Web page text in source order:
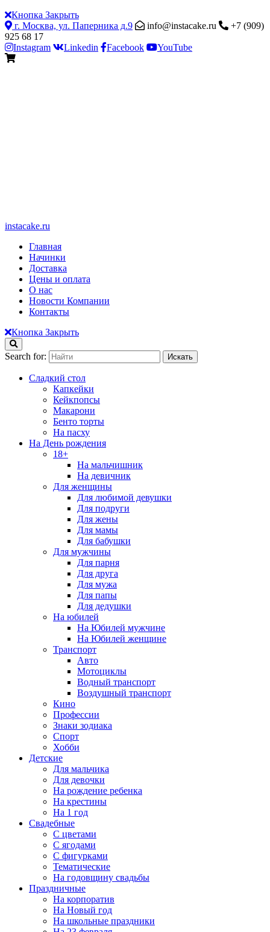
Кнопка Закрыть
г. Москва, ул. Паперника д.9
info@instacake.ru
+7 (909)
925 68 17
Instagram
Linkedin Facebook YouTube
instacake.ru
Главная
Начинки
Доставка
Цены и оплата
О нас
Новости Компании
Контакты
Кнопка Закрыть
Search for:
Сладкий стол
Капкейки
Кейкпопсы
Макарони
Бенто торты
На пасху
На День рождения
18+
На мальчишник
На девичник
Для женщины
Для любимой девушки
Для подруги
Для жены
Для мамы
Для бабушки
Для мужчины
Для парня
Для друга
Для мужа
Для папы
Для дедушки
На юбилей
На Юбилей мужчине
На Юбилей женщине
Транспорт
Авто
Мотоциклы
Водный транспорт
Воздушный транспорт
Кино
Профессии
Знаки зодиака
Спорт
Хобби
Детские
Для мальчика
Для девочки
На рождение ребенка
На крестины
На 1 год
Свадебные
С цветами
С ягодами
С фигурками
Тематические
На годовщину свадьбы
Праздничные
На корпоратив
На Новый год
На школьные праздники